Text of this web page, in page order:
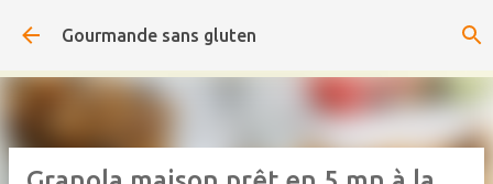
Accéder au contenu principal
Gourmande sans gluten